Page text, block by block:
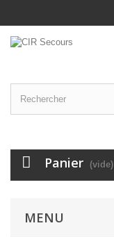
Panier (vide)
MENU